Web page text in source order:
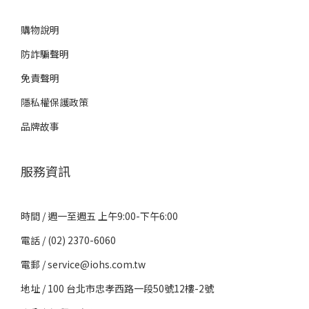
購物說明
防詐騙聲明
免責聲明
隱私權保護政策
品牌故事
服務資訊
時間 / 週一至週五 上午9:00-下午6:00
電話 / (02) 2370-6060
電郵 / service@iohs.com.tw
地址 / 100 台北市忠孝西路一段50號12樓-2號